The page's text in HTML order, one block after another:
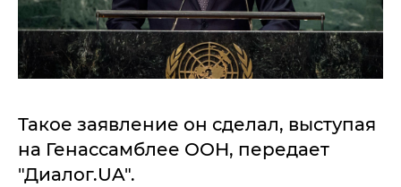
Такое заявление он сделал, выступая
на Генассамблее ООН, передает
"Диалог.UA".